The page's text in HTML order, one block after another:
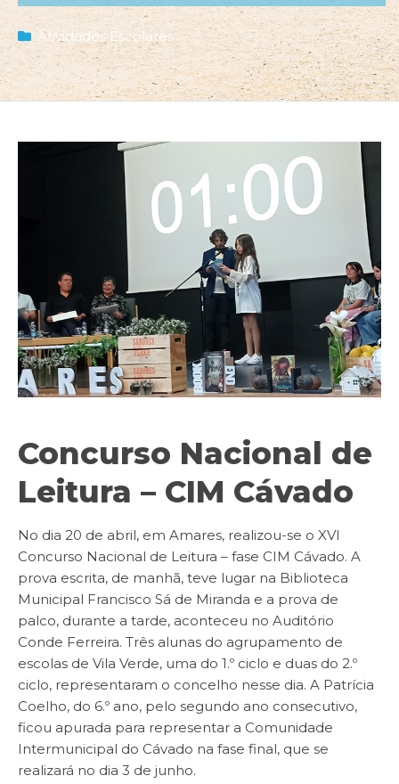
Atividades Escolares
Concurso Nacional de
Leitura – CIM Cávado
No dia 20 de abril, em Amares, realizou-se o XVI
Concurso Nacional de Leitura – fase CIM Cávado. A
prova escrita, de manhã, teve lugar na Biblioteca
Municipal Francisco Sá de Miranda e a prova de
palco, durante a tarde, aconteceu no Auditório
Conde Ferreira. Três alunas do agrupamento de
escolas de Vila Verde, uma do 1.º ciclo e duas do 2.º
ciclo, representaram o concelho nesse dia. A Patrícia
Coelho, do 6.º ano, pelo segundo ano consecutivo,
ficou apurada para representar a Comunidade
Intermunicipal do Cávado na fase final, que se
realizará no dia 3 de junho.